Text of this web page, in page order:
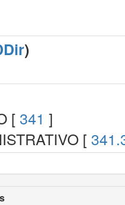
)
[ 341 ]
[